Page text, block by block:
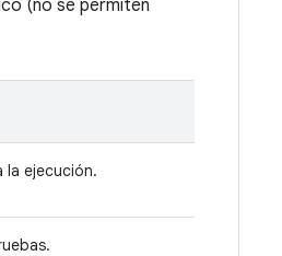
(no se permiten
la ejecución.